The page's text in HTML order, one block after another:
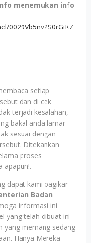
menemukan info
0029Vb5nv2S0rGiK7
setiap
dan di cek
terjadi kesalahan,
bakal anda lamar
sesuai dengan
Ditekankan
proses
apapun!.
dapat kami bagikan
Badan
informasi ini
yang telah dibuat ini
yang memang sedang
Hanya Mereka